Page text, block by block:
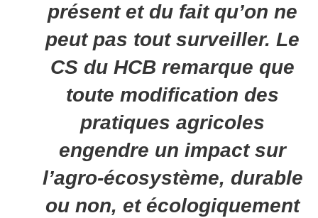
présent et du fait qu’on ne
peut pas tout surveiller. Le
CS du HCB remarque que
toute modification des
pratiques agricoles
engendre un impact sur
l’agro-écosystème, durable
ou non, et écologiquement